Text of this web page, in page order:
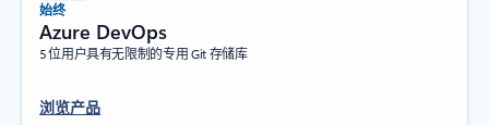
始终
Azure DevOps
5 位用户具有无限制的专用 Git 存储库
浏览产品